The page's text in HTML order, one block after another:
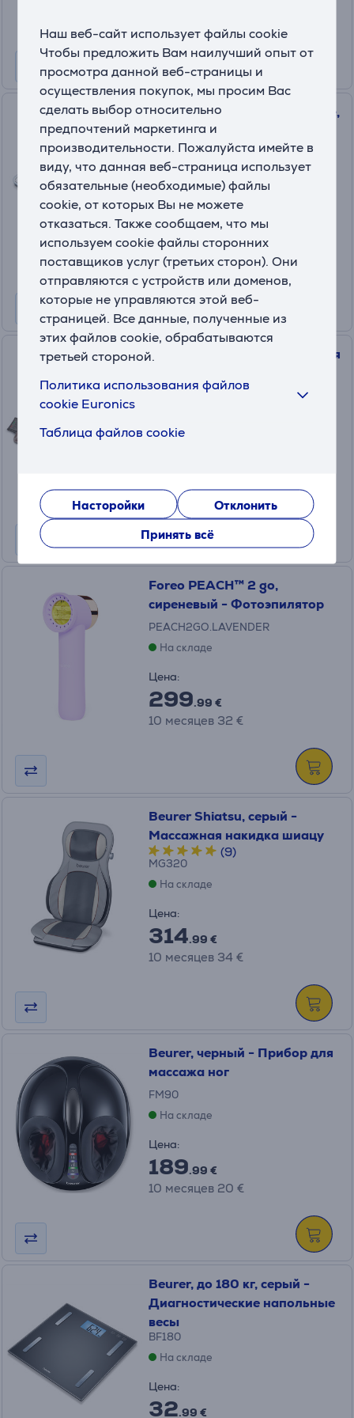
Наш веб-сайт использует файлы cookie
Чтобы предложить Вам наилучший опыт от
просмотра данной веб-страницы и
осуществления покупок, мы просим Вас
сделать выбор относительно
предпочтений маркетинга и
производительности. Пожалуйста имейте в
виду, что данная веб-страница использует
обязательные (необходимые) файлы
cookie, от которых Вы не можете
отказаться. Также сообщаем, что мы
используем cookie файлы сторонних
поставщиков услуг (третьих сторон). Они
отправляются с устройств или доменов,
которые не управляются этой веб-
страницей. Все данные, полученные из
этих файлов cookie, обрабатываются
третьей стороной.
Политика использования файлов
cookie Euronics
Таблица файлов cookie
Насторойки
Отклонить
Принять всё
Beurer BF 400 Signature Line,
белый - Диагностические
напольные весы
BF400WHITE
На складе
49.99 €
Beurer, бежевый - Массажная
10 месяцев 17 €
Foreo PEACH™ 2 go,
сиреневый - Фотоэпилятор
PEACH2GO.LAVENDER
На складе
Цена:
299.99 €
10 месяцев 32 €
Beurer Shiatsu, серый -
Массажная накидка шиацу
(9)
MG320
На складе
Цена:
314.99 €
10 месяцев 34 €
Beurer, черный - Прибор для
массажа ног
FM90
На складе
Цена:
189.99 €
10 месяцев 20 €
Beurer, до 180 кг, серый -
Диагностические напольные
весы
BF180
На складе
Цена:
32.99 €